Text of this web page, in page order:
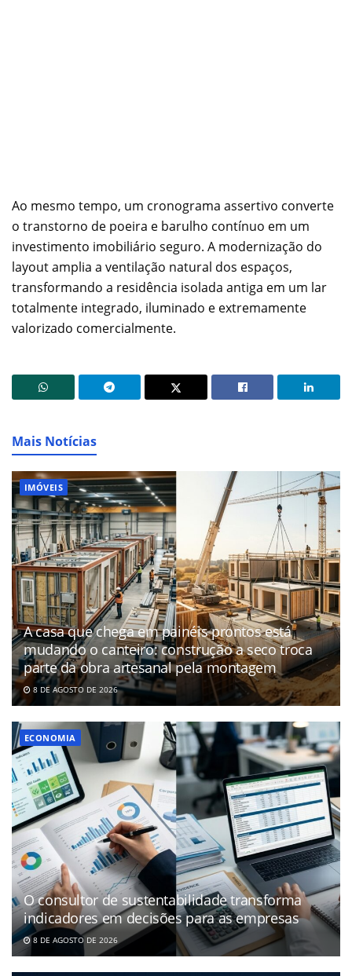
Ao mesmo tempo, um cronograma assertivo converte
o transtorno de poeira e barulho contínuo em um
investimento imobiliário seguro. A modernização do
layout amplia a ventilação natural dos espaços,
transformando a residência isolada antiga em um lar
totalmente integrado, iluminado e extremamente
valorizado comercialmente.
Mais Notícias
IMÓVEIS
A casa que chega em painéis prontos está
mudando o canteiro: construção a seco troca
parte da obra artesanal pela montagem
8 DE AGOSTO DE 2026
ECONOMIA
O consultor de sustentabilidade transforma
indicadores em decisões para as empresas
8 DE AGOSTO DE 2026